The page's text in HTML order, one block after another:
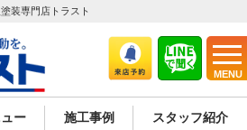
MENU
装専門店トラスト
ー 施工事例 スタッフ紹介